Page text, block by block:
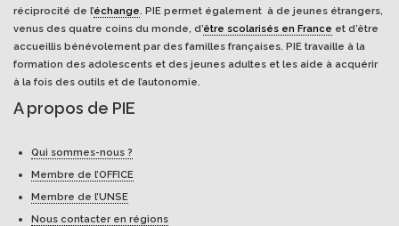
réciprocité de l’échange. PIE permet également à de jeunes étrangers,
venus des quatre coins du monde, d’être scolarisés en France et d’être
accueillis bénévolement par des familles françaises. PIE travaille à la
formation des adolescents et des jeunes adultes et les aide à acquérir
à la fois des outils et de l’autonomie.
A propos de PIE
Qui sommes-nous ?
Membre de l’OFFICE
Membre de l’UNSE
Nous contacter en régions